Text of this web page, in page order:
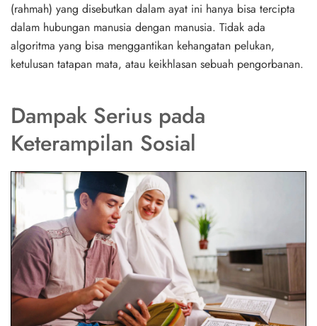
(rahmah) yang disebutkan dalam ayat ini hanya bisa tercipta
dalam hubungan manusia dengan manusia. Tidak ada
algoritma yang bisa menggantikan kehangatan pelukan,
ketulusan tatapan mata, atau keikhlasan sebuah pengorbanan.
Dampak Serius pada
Keterampilan Sosial